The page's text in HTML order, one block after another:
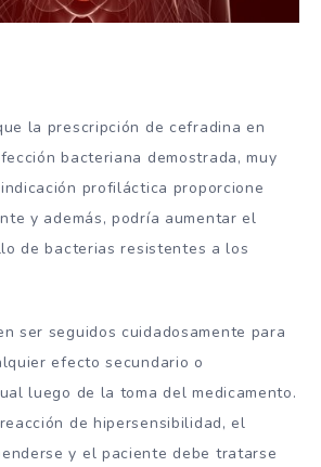
la prescripción de cefradina en
bacteriana demostrada, muy
profiláctica proporcione
y además, podría aumentar el
de bacterias resistentes a los
ser seguidos cuidadosamente para
efecto secundario o
luego de la toma del medicamento.
de hipersensibilidad, el
y el paciente debe tratarse